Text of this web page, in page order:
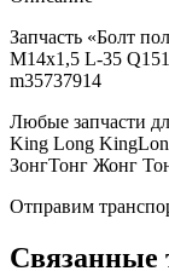
Запчасть «Болт
M14x1,5 L-35
m35737914
Любые запчасти
King Long
ЗонгТонг Жонг
Отправим
Связанные